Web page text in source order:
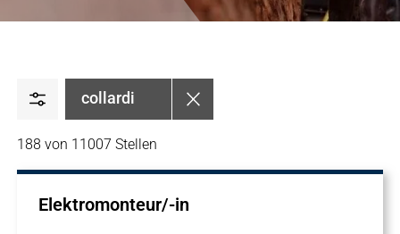
collardi
188 von 11007 Stellen
Elektromonteur/-in